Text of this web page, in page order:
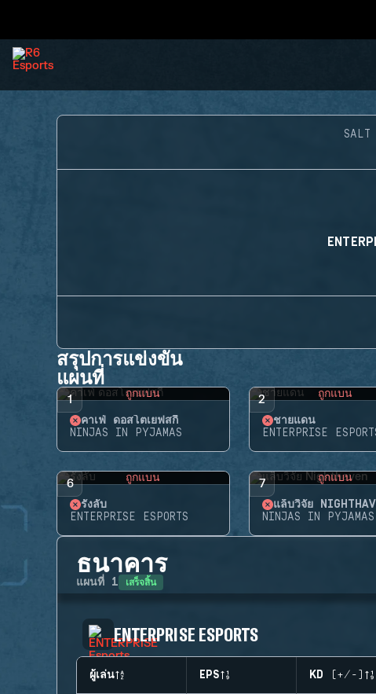
SALT
สรุปการแข่งขัน
แผนที่
1 ถูกแบน
คาเฟ่ ดอสโตเยฟสกี้
NINJAS IN PYJAMAS
2 ถูกแบน
ชายแดน
ENTERPRISE
6 ถูกแบน
รังลับ
ENTERPRISE ESPORTS
7 ถูกแบน
แล็บวิจัย
NINJAS IN PYJAMAS
ธนาคาร
แผนที่ 1 เสร็จสิ้น
ENTERPRISE ESPORTS
ผู้เล่น EPS KD (+/-)